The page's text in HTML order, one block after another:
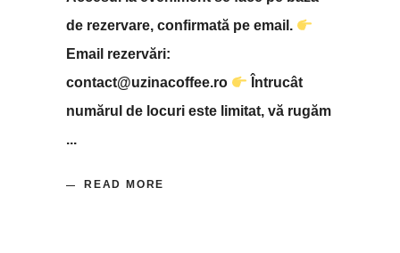
de rezervare, confirmată pe email.
Email rezervări:
contact@uzinacoffee.ro
Întrucât
numărul de locuri este limitat, vă rugăm
READ MORE